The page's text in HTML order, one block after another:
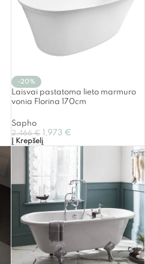
-20%
Laisvai pastatoma lieto marmuro
vonia Florina 170cm
Sapho
2,466€ 1,973 €
Į Krepšelį